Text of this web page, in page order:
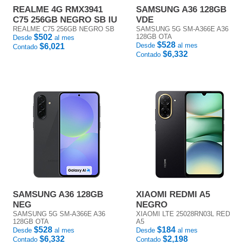
REALME 4G RMX3941
C75 256GB NEGRO SB IU
REALME C75 256GB NEGRO SB
Desde $502 al mes
Contado $6,021
SAMSUNG A36 128GB
VDE
SAMSUNG 5G SM-A366E A36
128GB OTA
Desde $528 al mes
Contado $6,332
SAMSUNG A36 128GB
NEG
SAMSUNG 5G SM-A366E A36
128GB OTA
Desde $528 al mes
Contado $6,332
XIAOMI REDMI A5
NEGRO
XIAOMI LTE 25028RN03L
A5
Desde $184 al mes
Contado $2,198